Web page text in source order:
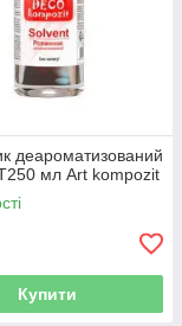
деароматизований
мл Art kompozit
Купити